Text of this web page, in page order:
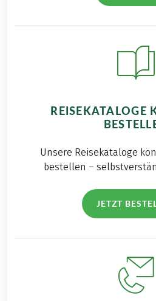
REISEKATALOGE
Unsere Reisekataloge
bestellen –
JETZT